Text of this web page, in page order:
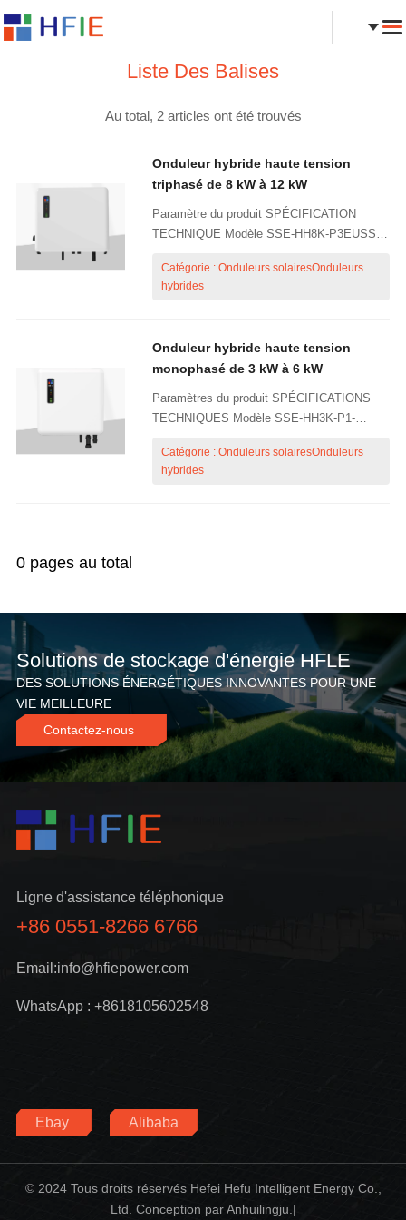
Liste Des Balises
Au total, 2 articles ont été trouvés
Onduleur hybride haute tension
triphasé de 8 kW à 12 kW
Paramètre du produit SPÉCIFICATION
TECHNIQUE Modèle SSE-HH8K-P3EUSSE-
SORTIE DE L'ONDULEUR (RÉSEAU)
Puissance nominale (entrée / sortie) 12 kW /
Catégorie : Onduleurs solairesOnduleurs
hybrides
Onduleur hybride haute tension
monophasé de 3 kW à 6 kW
Paramètres du produit SPÉCIFICATIONS
TECHNIQUES Modèle SSE-HH3K-P1-
EUSSE-HH5K-P1-EUSSE-HH6K-P1-EU
ENTRÉE/SORTIE DE L'ONDULEUR
Catégorie : Onduleurs solairesOnduleurs
hybrides
0 pages au total
Solutions de stockage d'énergie HFLE
DES SOLUTIONS ÉNERGÉTIQUES INNOVANTES POUR UNE
VIE MEILLEURE
Contactez-nous
Ligne d'assistance téléphonique
+86 0551-8266 6766
Email:info@hfiepower.com
WhatsApp : +8618105602548
Ebay Alibaba
© 2024 Tous droits réservés Hefei Hefu Intelligent Energy Co.,
Ltd. Conception par Anhuilingju.|